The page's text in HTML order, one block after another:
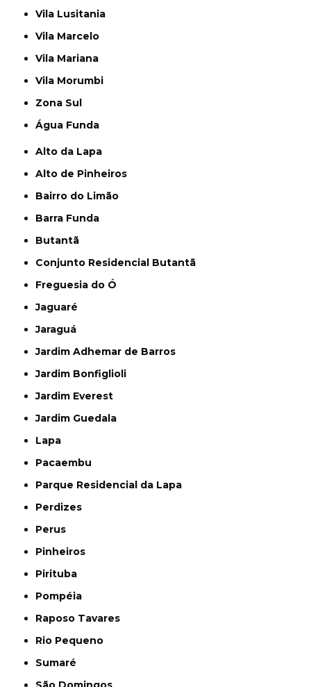
Vila Lusitania
Vila Marcelo
Vila Mariana
Vila Morumbi
Zona Sul
Água Funda
Alto da Lapa
Alto de Pinheiros
Bairro do Limão
Barra Funda
Butantã
Conjunto Residencial Butantã
Freguesia do Ó
Jaguaré
Jaraguá
Jardim Adhemar de Barros
Jardim Bonfiglioli
Jardim Everest
Jardim Guedala
Lapa
Pacaembu
Parque Residencial da Lapa
Perdizes
Perus
Pinheiros
Pirituba
Pompéia
Raposo Tavares
Rio Pequeno
Sumaré